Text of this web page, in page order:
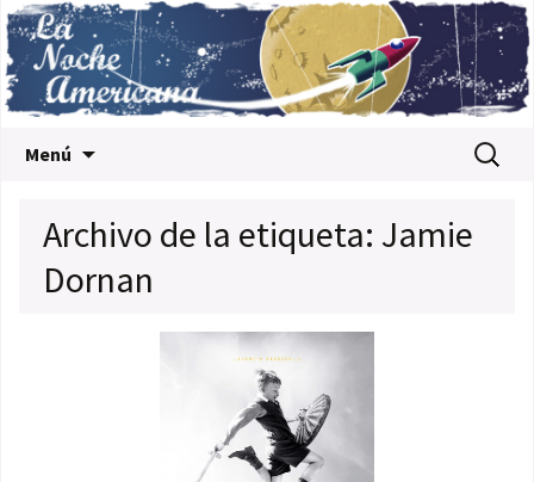
Menú Buscar:
Archivo de la etiqueta: Jamie
Dornan